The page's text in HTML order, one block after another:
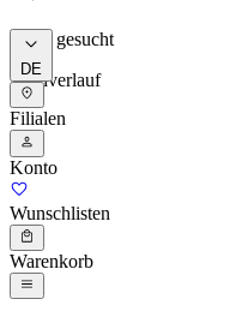
Meist gesucht
Suchverlauf
DE
Filialen
Konto
Wunschlisten
Warenkorb